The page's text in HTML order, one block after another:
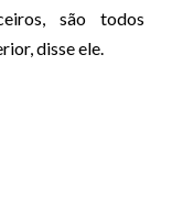
são todos
disse ele.